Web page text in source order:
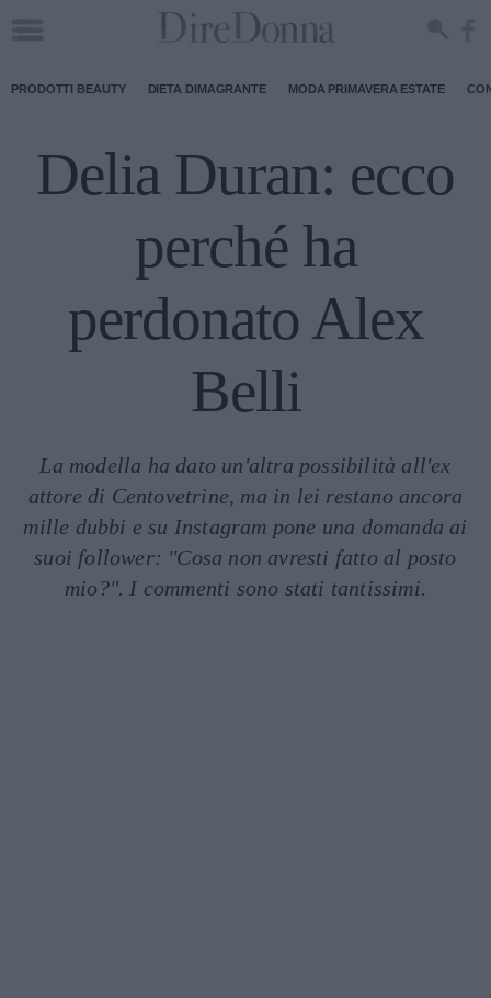
PRODOTTI BEAUTY DIETA DIMAGRANTE MODA PRIMAVERA ESTATE
Delia Duran: ecco
perché ha
perdonato Alex
Belli
La modella ha dato un'altra possibilità all'ex
attore di Centovetrine, ma in lei restano ancora
mille dubbi e su Instagram pone una domanda ai
suoi follower: "Cosa non avresti fatto al posto
mio?". I commenti sono stati tantissimi.